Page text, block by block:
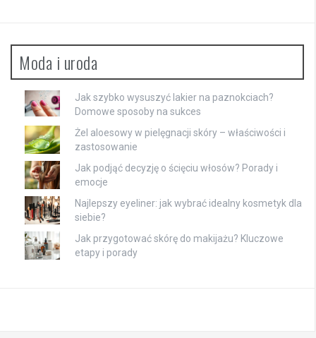
Moda i uroda
Jak szybko wysuszyć lakier na paznokciach?
Domowe sposoby na sukces
Żel aloesowy w pielęgnacji skóry – właściwości i
zastosowanie
Jak podjąć decyzję o ścięciu włosów? Porady i
emocje
Najlepszy eyeliner: jak wybrać idealny kosmetyk dla
siebie?
Jak przygotować skórę do makijażu? Kluczowe
etapy i porady